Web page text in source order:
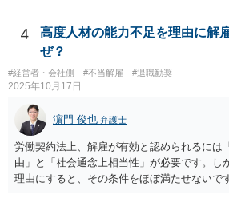
懸念するのであれば、ご相談者さんが経営者
考えを改められるよう進言なさってはいかが
件を受任して遂行します。 そしてあなたの
なさいな！」が意味するところは、「敗訴的
が、それには弁護士報酬はつきませんので
せん。 しかし、逆に負け筋の事件をズルズル
額してもらえるわけでもない他方で、弁護士
め、むしろ他の事件処理ができないという意
すことはあっても、基本的に儲かることには
手金をもらうということはありますが、1回
関係なので、あまり好ましい処理ではありま
が切れる可能性があるからです。 つまり、弁
なく、顧問会社のためにその意思（それこそ
略）を踏まえたうえで事件を遂行している
4
高度人材の能力不足を理由に解
ぜ？
#経営者・会社側 #不当解雇 #退職勧奨
2025年10月17日
濵門 俊也 弁護士
労働契約法上、解雇が有効と認められるには
由」と「社会通念上相当性」が必要です。し
理由にすると、その条件をほぼ満たせないで